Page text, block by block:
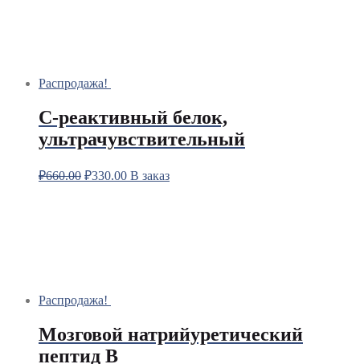
Распродажа!
С-реактивный белок,
ультрачувствительный
₽660.00 ₽330.00 В заказ
Распродажа!
Мозговой натрийуретический
пептид B